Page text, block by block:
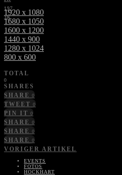
197
3K
1920 x 1080
1680 x 1050
1600 x 1200
1440 x 900
1280 x 1024
800 x 600
TOTAL
0
SHARES
SHARE 0
TWEET 0
PIN IT 0
SHARE 0
SHARE 0
SHARE 0
VORIGER ARTIKEL
EVENTS
FOTOS
HOCKHART